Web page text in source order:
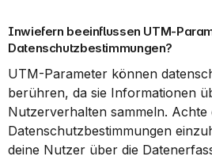
Inwiefern beeinflussen UTM-
Datenschutzbestimmungen?
UTM-Parameter können
berühren, da sie Informationen
Nutzerverhalten sammeln. Achte
Datenschutzbestimmungen
deine Nutzer über die